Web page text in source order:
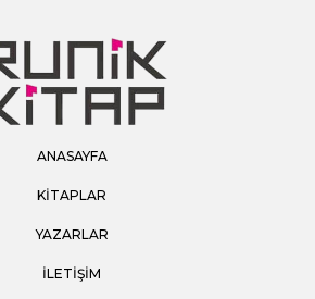
ANASAYFA
KİTAPLAR
YAZARLAR
İLETİŞİM